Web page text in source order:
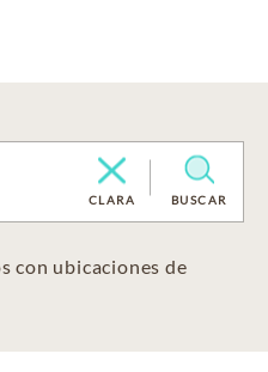
CLARA BUSCAR
con ubicaciones de